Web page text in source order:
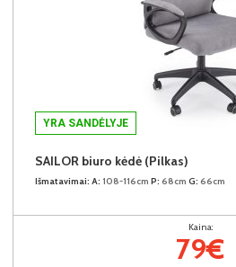
YRA SANDĖLYJE
SAILOR biuro kėdė (Pilkas)
Išmatavimai: A: 108-116cm P: 68cm G: 66cm
Kaina:
79€